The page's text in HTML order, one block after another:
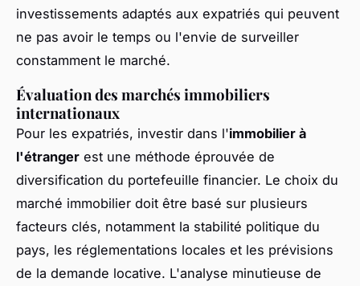
investissements adaptés aux expatriés qui peuvent
ne pas avoir le temps ou l'envie de surveiller
constamment le marché.
Évaluation des marchés immobiliers
internationaux
Pour les expatriés, investir dans l'immobilier à
l'étranger est une méthode éprouvée de
diversification du portefeuille financier. Le choix du
marché immobilier doit être basé sur plusieurs
facteurs clés, notamment la stabilité politique du
pays, les réglementations locales et les prévisions
de la demande locative. L'analyse minutieuse de